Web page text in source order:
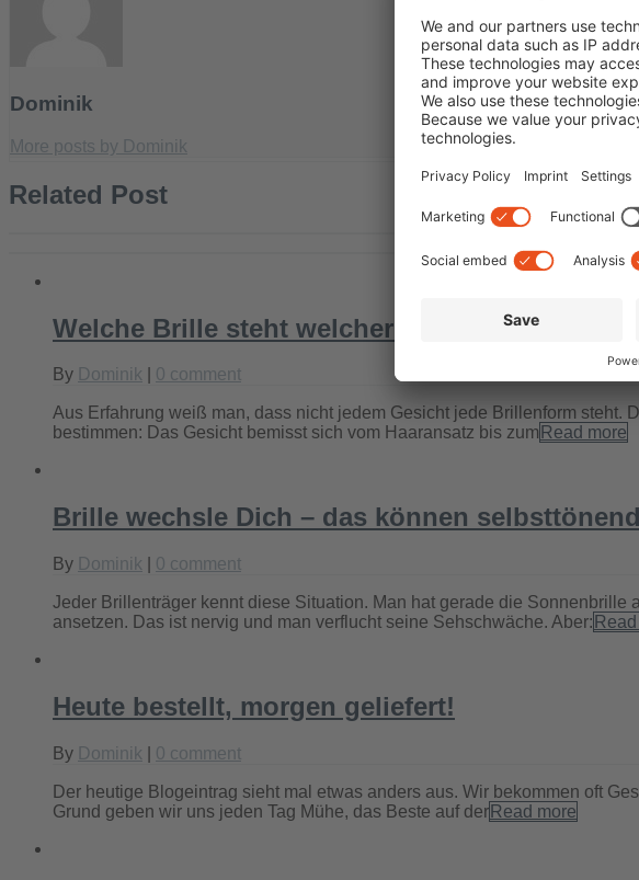
Dominik
More posts by Dominik
Related Post
Welche Brille steht welcher Gesichtsform?
By Dominik 0 comment
Aus Erfahrung weiß man, dass nicht jedem Gesicht jede Brillenform
bestimmen: Das Gesicht bemisst sich vom Haaransatz bis zum Read more
Brille wechsle Dich – das können
By Dominik 0 comment
Jeder Brillenträger kennt diese Situation. Man hat gerade die
ansetzen. Das ist nervig und man verflucht seine Sehschwäche. Aber:
Heute bestellt, morgen geliefert!
By Dominik 0 comment
Der heutige Blogeintrag sieht mal etwas anders aus. Wir bekommen oft
Grund geben wir uns jeden Tag Mühe, das Beste auf der Read more